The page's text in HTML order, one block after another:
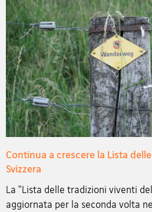
Continua a crescere la Lista
Svizzera
La "Lista delle tradizioni viventi
aggiornata per la seconda volta